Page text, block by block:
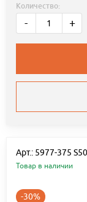
Количество:
- +
Арт.: 5977-375
Товар в наличии
-30%